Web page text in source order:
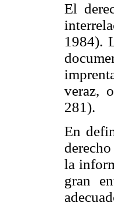
El
1984).
veraz,
281).
En
la
gran